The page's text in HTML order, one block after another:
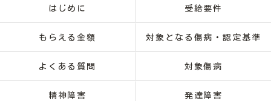
はじめに 受給要件
もらえる金額 対象となる傷病・認定基準
よくある質問 対象傷病
精神障害 発達障害